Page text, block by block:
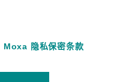
Moxa 隐私保密条款